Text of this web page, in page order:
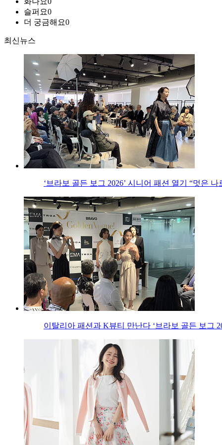
슬퍼요0
더 궁금해요0
최신뉴스
‘브라보 골든 보그 2026’ 시니어 패션 열기 “멋은 나
이탈리아 패션과 K뷰티 만난다 ‘브라보 골든 보그